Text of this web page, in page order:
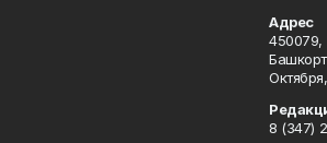
Адрес
450079,
8 (347)